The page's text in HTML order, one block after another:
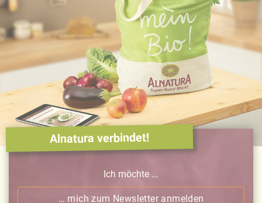
Alnatura verbindet!
Ich möchte ...
… mich zum Newsletter anmelden